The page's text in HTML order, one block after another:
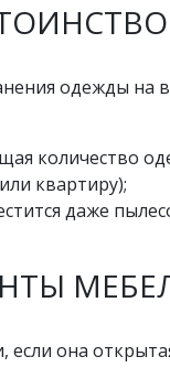
одежды на
количество
квартиру);
даже
она